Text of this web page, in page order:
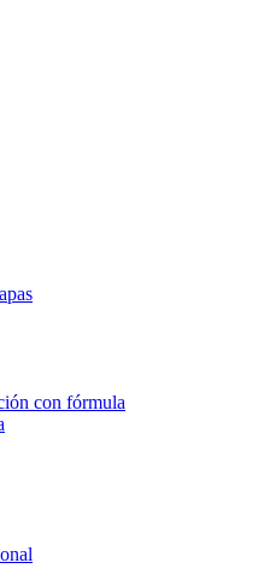
con fórmula